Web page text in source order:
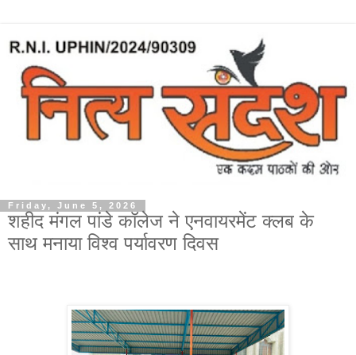
Friday, June 5, 2026
शहीद मंगल पांडे कॉलेज ने एनवायरमेंट क्लब के
साथ मनाया विश्व पर्यावरण दिवस